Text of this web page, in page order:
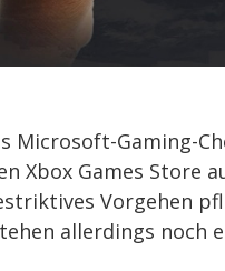
Microsoft-Gaming-
Xbox Games Store
Vorgehen
allerdings noch